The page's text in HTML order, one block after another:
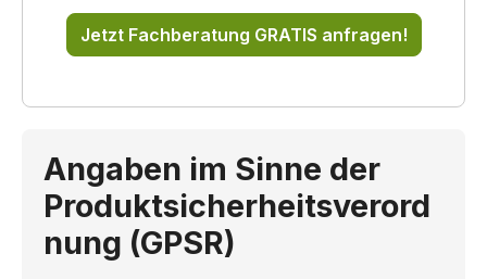
Jetzt Fachberatung GRATIS anfragen!
Angaben im Sinne der
Produktsicherheitsverord
nung (GPSR)